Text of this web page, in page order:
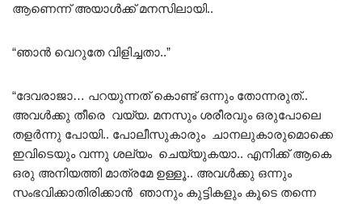
ആണെന്ന് അയാൾക്ക് മനസിലായി..
“ഞാൻ വെറുതേ വിളിച്ചതാ..”
“ദേവരാജാ… പറയുന്നത് കൊണ്ട് ഒന്നും തോന്നരുത്..
അവൾക്കു തീരെ വയ്യ. മനസും ശരീരവും ഒരുപോലെ
തളർന്നു പോയി.. പോലീസുകാരും ചാനലുകാരുമൊക്കെ
ഇവിടെയും വന്നു ശല്യം ചെയ്യുകയാ.. എനിക്ക് ആകെ
ഒരു അനിയത്തി മാത്രമേ ഉള്ളൂ.. അവൾക്കു ഒന്നും
സംഭവിക്കാതിരിക്കാൻ ഞാനും കുട്ടികളും കൂടെ തന്നെ